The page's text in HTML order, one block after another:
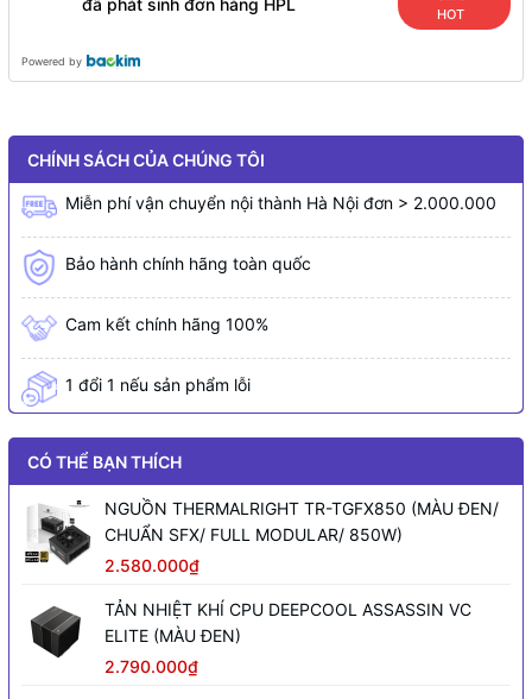
đã phát sinh đơn hàng HPL
HOT
Powered by
CHÍNH SÁCH CỦA CHÚNG TÔI
Miễn phí vận chuyển nội thành Hà Nội đơn > 2.000.000
Bảo hành chính hãng toàn quốc
Cam kết chính hãng 100%
1 đổi 1 nếu sản phẩm lỗi
CÓ THỂ BẠN THÍCH
NGUỒN THERMALRIGHT TR-TGFX850 (MÀU ĐEN/
CHUẨN SFX/ FULL MODULAR/ 850W)
2.580.000₫
TẢN NHIỆT KHÍ CPU DEEPCOOL ASSASSIN VC
ELITE (MÀU ĐEN)
2.790.000₫